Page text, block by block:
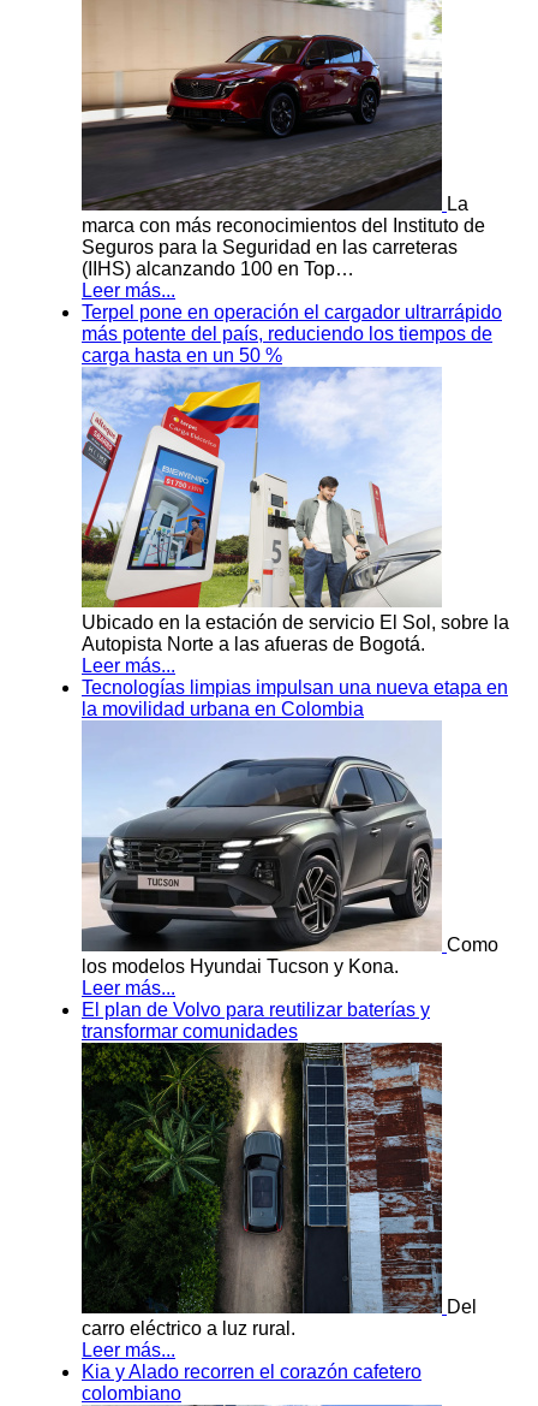
La
marca con más reconocimientos del Instituto de
Seguros para la Seguridad en las carreteras
(IIHS) alcanzando 100 en Top…
Leer más...
Terpel pone en operación el cargador ultrarrápido
más potente del país, reduciendo los tiempos de
carga hasta en un 50 %
Ubicado en la estación de servicio El Sol, sobre la
Autopista Norte a las afueras de Bogotá.
Leer más...
Tecnologías limpias impulsan una nueva etapa en
la movilidad urbana en Colombia
Como
los modelos Hyundai Tucson y Kona.
Leer más...
El plan de Volvo para reutilizar baterías y
transformar comunidades
Del
carro eléctrico a luz rural.
Leer más...
Kia y Alado recorren el corazón cafetero
colombiano